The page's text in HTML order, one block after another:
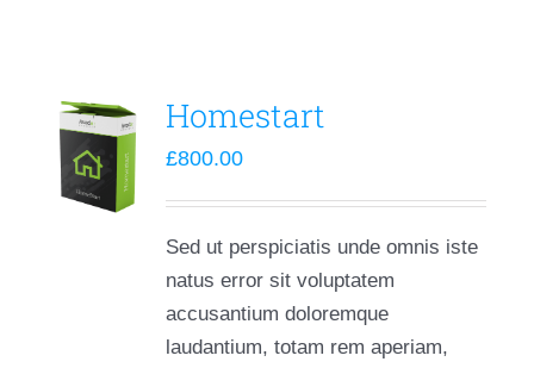
Homestart
£800.00
Sed ut perspiciatis unde omnis iste
natus error sit voluptatem
accusantium doloremque
laudantium, totam rem aperiam,